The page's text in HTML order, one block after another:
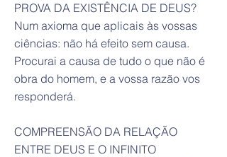
PROVA DA EXISTÊNCIA DE DEUS?
Num axioma que aplicais às vossas
ciências: não há efeito sem causa.
Procurai a causa de tudo o que não é
obra do homem, e a vossa razão vos
responderá.
COMPREENSÃO DA RELAÇÃO
ENTRE DEUS E O INFINITO